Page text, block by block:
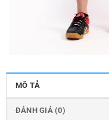
MÔ TẢ
ĐÁNH GIÁ (0)